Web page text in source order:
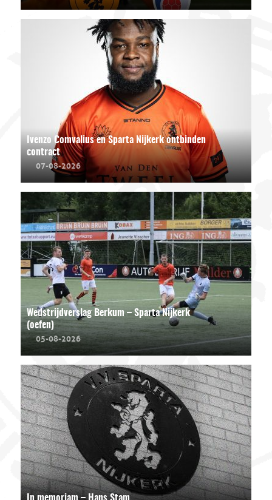
Ivenzo Comvalius en Sparta Nijkerk ontbinden
contract
07-08-2026
Wedstrijdverslag Berkum – Sparta Nijkerk
(oefen)
05-08-2026